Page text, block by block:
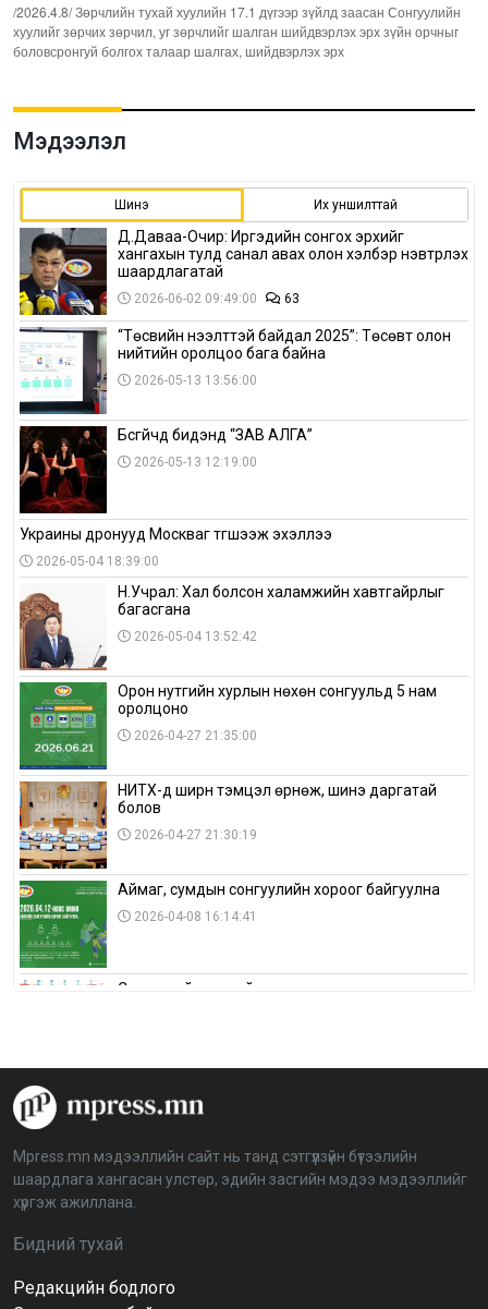
/2026.4.8/ Зөрчлийн тухай хуулийн 17.1 дүгээр зүйлд заасан Сонгуулийн
хуулийг зөрчих зөрчил, уг зөрчлийг шалган шийдвэрлэх эрх зүйн орчныг
боловсронгуй болгох талаар шалгах, шийдвэрлэх эрх
Мэдээлэл
Шинэ Их уншилттай
Д.Даваа-Очир: Иргэдийн сонгох эрхийг
хангахын тулд санал авах олон хэлбэр нэвтрүүлэх
шаардлагатай
2026-06-02 09:49:00 63
“Төсвийн нээлттэй байдал 2025”: Төсөвт олон
нийтийн оролцоо бага байна
2026-05-13 13:56:00
Бүсгүйчүүд бидэнд “ЗАВ АЛГА”
2026-05-13 12:19:00
Украины дронууд Москваг түгшээж эхэллээ
2026-05-04 18:39:00
Н.Учрал: Хал болсон халамжийн хавтгайрлыг
багасгана
2026-05-04 13:52:42
Орон нутгийн хурлын нөхөн сонгуульд 5 нам
оролцоно
2026-04-27 21:35:00
НИТХ-д ширүүн тэмцэл өрнөж, шинэ даргатай
болов
2026-04-27 21:30:19
Аймаг, сумдын сонгуулийн хороог байгуулна
2026-04-08 16:14:41
Сонгуулийн хуулийн зөрчил, шалгах,
аймагт үргэлжилж байна
BTS-ийн тоглолтыг Netflix дэлхий даяар шууд
дамжуулна
Иргэдийн төлөөлөгчдийн хурлын 2026 оны
нөхөн сонгууль 6 дугаар сарын 21-нд болно
Mpress.mn мэдээллийн сайт нь танд сэтгүүлзүйн бүтээлийн
шаардлага хангасан улстөр, эдийн засгийн мэдээ мэдээллийг
хүргэж ажиллана.
Бидний тухай
Редакцийн бодлого